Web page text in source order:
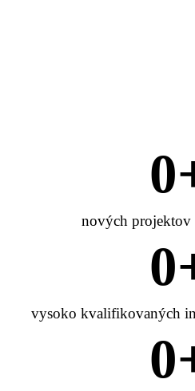
0
nových projektov
0
vysoko kvalifikovaných
0